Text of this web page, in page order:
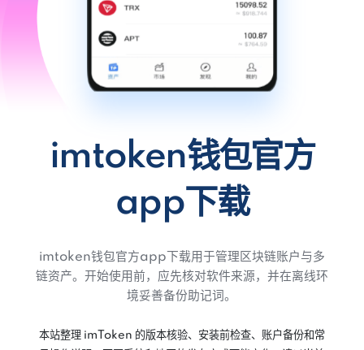
imtoken钱包官方
app下载
imtoken钱包官方app下载用于管理区块链账户与多
链资产。开始使用前，应先核对软件来源，并在离线环
境妥善备份助记词。
本站整理 imToken 的版本核验、安装前检查、账户备份和常